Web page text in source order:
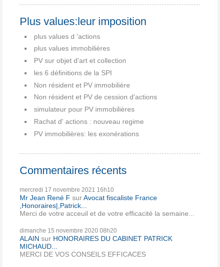
Plus values:leur imposition
plus values d 'actions
plus values immobilières
PV sur objet d'art et collection
les 6 définitions de la SPI
Non résident et PV immobilière
Non résident et PV de cession d'actions
simulateur pour PV immobilières
Rachat d' actions : nouveau regime
PV immobilières: les exonérations
Commentaires récents
mercredi 17 novembre 2021 16h10
Mr Jean René F surAvocat fiscaliste France
,Honoraires|,Patrick...
Merci de votre acceuil et de votre efficacité la semaine...
dimanche 15 novembre 2020 08h20
ALAIN sur HONORAIRES DU CABINET PATRICK
MICHAUD...
MERCI DE VOS CONSEILS EFFICACES